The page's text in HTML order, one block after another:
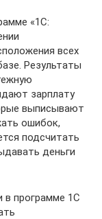
«1С:
всех
Результаты
зарплату
выписывают
ошибок,
подсчитать
деньги
в программе 1С